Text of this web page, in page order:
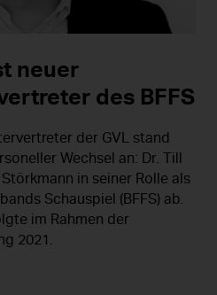
neuer
des BFFS
der GVL stand
Wechsel an: Dr. Till
in seiner Rolle als
Schauspiel (BFFS) ab.
im Rahmen der
2021.